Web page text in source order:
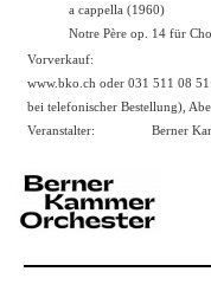
a cappella (1960)
Notre Père op. 14 für
Vorverkauf:
www.bko.ch oder 031 511 08
bei telefonischer Bestellung),
Veranstalter:
Berner